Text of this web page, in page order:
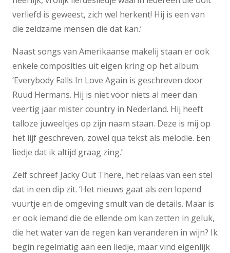
verliefd is geweest, zich wel herkent! Hij is een van
die zeldzame mensen die dat kan.’
Naast songs van Amerikaanse makelij staan er ook
enkele composities uit eigen kring op het album.
‘Everybody Falls In Love Again is geschreven door
Ruud Hermans. Hij is niet voor niets al meer dan
veertig jaar mister country in Nederland. Hij heeft
talloze juweeltjes op zijn naam staan. Deze is mij op
het lijf geschreven, zowel qua tekst als melodie. Een
liedje dat ik altijd graag zing.’
Zelf schreef Jacky Out There, het relaas van een stel
dat in een dip zit. ‘Het nieuws gaat als een lopend
vuurtje en de omgeving smult van de details. Maar is
er ook iemand die de ellende om kan zetten in geluk,
die het water van de regen kan veranderen in wijn? Ik
begin regelmatig aan een liedje, maar vind eigenlijk